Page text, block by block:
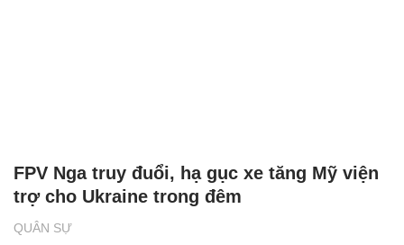
QUÂN SỰ
FPV Nga truy đuổi, hạ gục xe tăng Mỹ viện
trợ cho Ukraine trong đêm